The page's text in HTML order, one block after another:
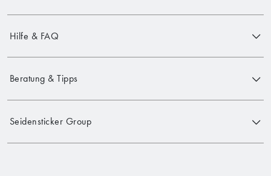
Hilfe & FAQ
Beratung & Tipps
Seidensticker Group